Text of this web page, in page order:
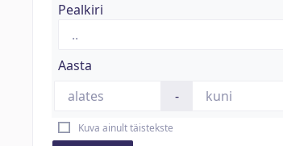
Pealkiri
Aasta
-
Kuva ainult täistekste